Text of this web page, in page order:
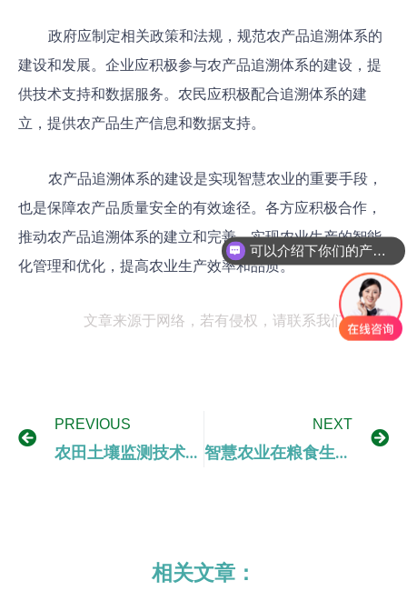
政府应制定相关政策和法规，规范农产品追溯体系的
建设和发展。企业应积极参与农产品追溯体系的建设，提
供技术支持和数据服务。农民应积极配合追溯体系的建
立，提供农产品生产信息和数据支持。
农产品追溯体系的建设是实现智慧农业的重要手段，
也是保障农产品质量安全的有效途径。各方应积极合作，
推动农产品追溯体系的建立和完善，实现农业生产的智能
化管理和优化，提高农业生产效率和品质。
文章来源于网络，若有侵权，请联系我们删除。
PREVIOUS
农田土壤监测技术在智慧农业中的应用前景
NEXT
智慧农业在粮食生产中的关键作用与效益分析
相关文章：
可以介绍下你们的产品么
你们是怎么收费的呢